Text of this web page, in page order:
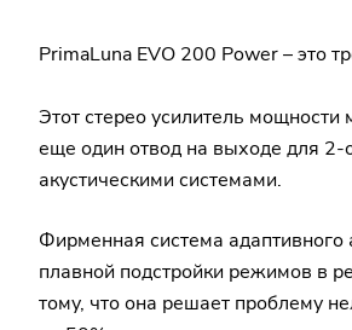
PrimaLuna EVO 200 Power – это
Этот стерео усилитель
еще один отвод на выходе для
акустическими системами.
Фирменная система
плавной подстройки режимов в
тому, что она решает проблему